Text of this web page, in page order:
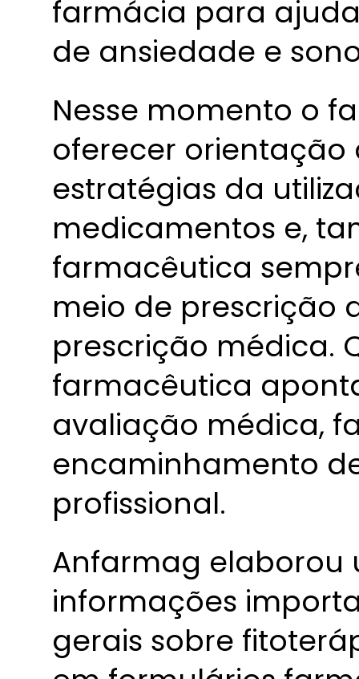
farmácia para
de ansiedade e
Nesse momento o
oferecer
estratégias da
medicamentos e,
farmacêutica
meio de prescrição
prescrição médica.
farmacêutica
avaliação médica,
encaminhamento
profissional.
Anfarmag elaborou
informações
gerais sobre